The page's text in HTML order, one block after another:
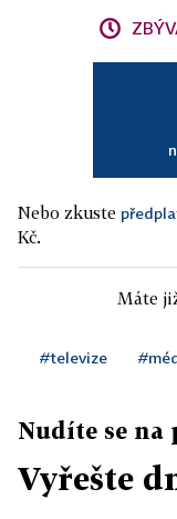
Nebo zkuste
Kč.
Máte
#televize
Nudíte se na
Vyřešte